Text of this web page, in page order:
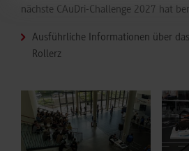
nächste CAuDri-Challenge 2027 hat
Ausführliche Informationen über
Rollerz
Show larger version for: Show